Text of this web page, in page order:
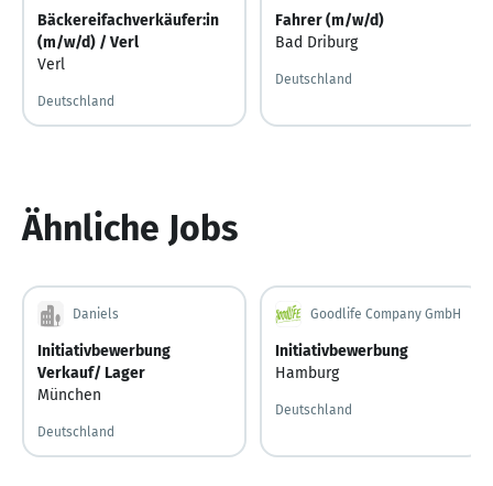
Bäckereifachverkäufer:in
(m/w/d) / Verl
Verl
Deutschland
Fahrer (m/w/d)
Bad Driburg
Deutschland
Ähnliche Jobs
Daniels
Initiativbewerbung
Verkauf/ Lager
München
Deutschland
Goodlife Company GmbH
Initiativbewerbung
Hamburg
Deutschland